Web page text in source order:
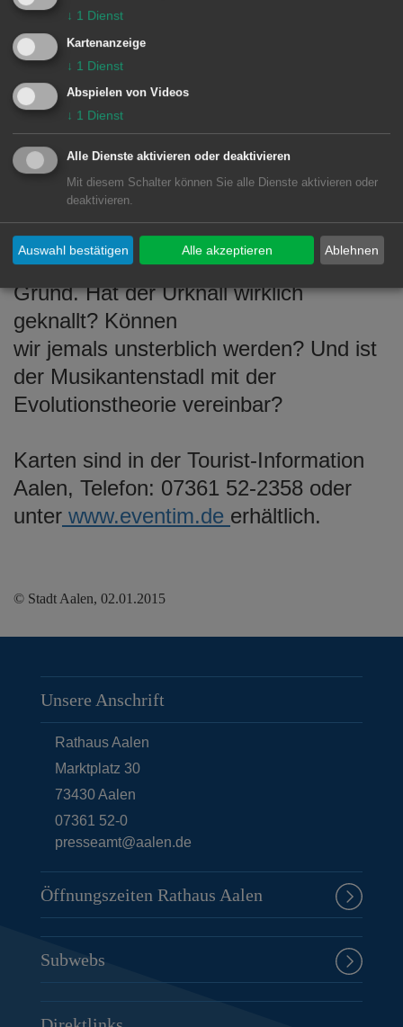
doch bis zu 50 Prozent aller Ehen. Das
ist beim Russisch Roulette eine Quote,
da drücken nur Lebensmüde ab.
Vince Ebert gibt naturwissenschaftlich
fundierte Antworten und erklärt, warum
die Natur Sex erfunden hat, wieso
Darmbakterien cool sind – und
Pandabären Idioten. EVOLUTION geht
den wirklich großen Fragen auf den
Grund. Hat der Urknall wirklich
geknallt? Können
wir jemals unsterblich werden? Und ist
der Musikantenstadl mit der
Evolutionstheorie vereinbar?
Karten sind in der Tourist-Information
Aalen, Telefon: 07361 52-2358 oder
unter www.eventim.de erhältlich.
© Stadt Aalen, 02.01.2015
Unsere Anschrift
Rathaus Aalen
Marktplatz 30
73430Aalen
07361 52-0
presseamt@aalen.de
Öffnungszeiten Rathaus Aalen
Subwebs
↓ 1 Dienst
Kartenanzeige
↓ 1 Dienst
Abspielen von Videos
↓ 1 Dienst
Alle Dienste aktivieren oder deaktivieren
Mit diesem Schalter können Sie alle Dienste aktivieren oder
deaktivieren.
Ablehnen
Auswahl bestätigen Alle akzeptieren